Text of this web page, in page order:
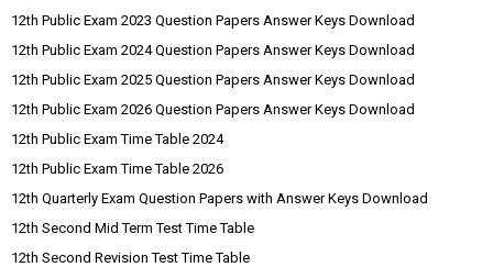
12th Public Exam 2023 Question Papers Answer Keys Download
12th Public Exam 2024 Question Papers Answer Keys Download
12th Public Exam 2025 Question Papers Answer Keys Download
12th Public Exam 2026 Question Papers Answer Keys Download
12th Public Exam Time Table 2024
12th Public Exam Time Table 2026
12th Quarterly Exam Question Papers with Answer Keys Download
12th Second Mid Term Test Time Table
12th Second Revision Test Time Table